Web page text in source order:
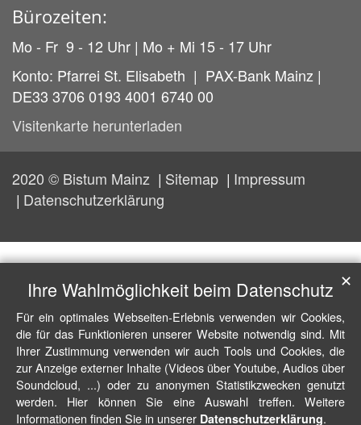
Bürozeiten:
Mo - Fr 9 - 12 Uhr | Mo + Mi 15 - 17 Uhr
Konto: Pfarrei St. Elisabeth | PAX-Bank Mainz |
DE33 3706 0193 4001 6740 00
Visitenkarte herunterladen
2020 © Bistum Mainz Sitemap
Impressum
Datenschutzerklärung
Ihre Wahlmöglichkeit beim Datenschutz
Für ein optimales Webseiten-Erlebnis verwenden wir Cookies,
die für das Funktionieren unserer Website notwendig sind. Mit
Ihrer Zustimmung verwenden wir auch Tools und Cookies, die
zur Anzeige externer Inhalte (Videos über Youtube, Audios über
Soundcloud, ...) oder zu anonymen Statistikzwecken genutzt
werden. Hier können Sie eine Auswahl treffen. Weitere
Informationen finden Sie in unserer Datenschutzerklärung.
✕